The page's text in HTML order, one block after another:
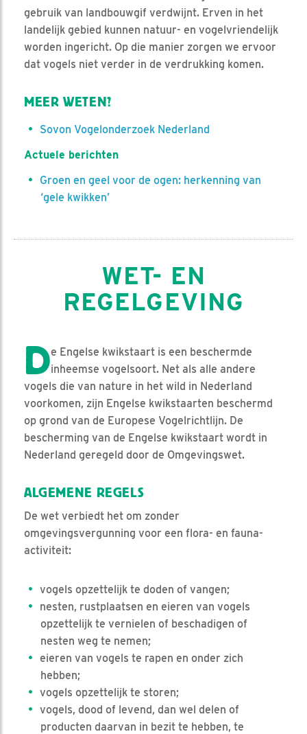
gebruik van landbouwgif verdwijnt. Erven in het
landelijk gebied kunnen natuur- en vogelvriendelijk
worden ingericht. Op die manier zorgen we ervoor
dat vogels niet verder in de verdrukking komen.
MEER WETEN?
Sovon Vogelonderzoek Nederland
Actuele berichten
Groen en geel voor de ogen: herkenning van
‘gele kwikken’
WET- EN
REGELGEVING
De Engelse kwikstaart is een beschermde
inheemse vogelsoort. Net als alle andere
vogels die van nature in het wild in Nederland
voorkomen, zijn Engelse kwikstaarten beschermd
op grond van de Europese Vogelrichtlijn. De
bescherming van de Engelse kwikstaart wordt in
Nederland geregeld door de Omgevingswet.
ALGEMENE REGELS
De wet verbiedt het om zonder
omgevingsvergunning voor een flora- en fauna-
activiteit:
vogels opzettelijk te doden of vangen;
nesten, rustplaatsen en eieren van vogels
opzettelijk te vernielen of beschadigen of
nesten weg te nemen;
eieren van vogels te rapen en onder zich
hebben;
vogels opzettelijk te storen;
vogels, dood of levend, dan wel delen of
producten daarvan in bezit te hebben, te